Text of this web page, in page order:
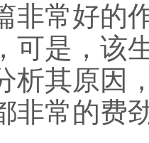
非常好的
可是，该
析其原因
非常的费